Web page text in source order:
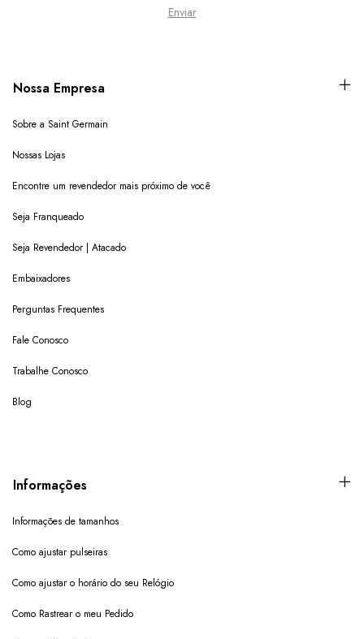
Nossa Empresa
Sobre a Saint Germain
Nossas Lojas
Encontre um revendedor mais próximo de você
Seja Franqueado
Seja Revendedor | Atacado
Embaixadores
Perguntas Frequentes
Fale Conosco
Trabalhe Conosco
Blog
Informações
Informações de tamanhos
Como ajustar pulseiras
Como ajustar o horário do seu Relógio
Como Rastrear o meu Pedido